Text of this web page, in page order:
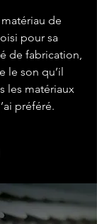
de
pour sa
de fabrication,
le son qu’il
les matériaux
préféré.